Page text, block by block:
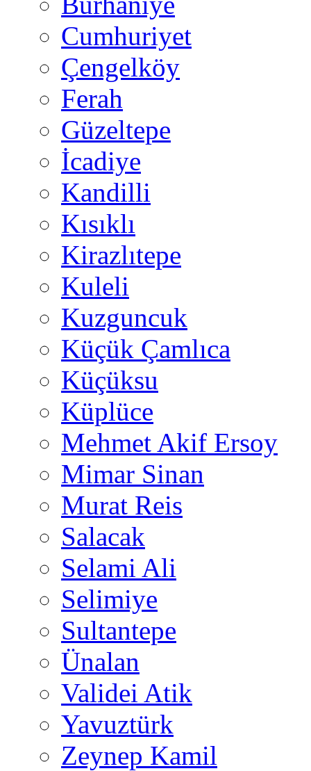
Cumhuriyet
Çengelköy
Ferah
Güzeltepe
İcadiye
Kandilli
Kısıklı
Kirazlıtepe
Kuleli
Kuzguncuk
Küçük Çamlıca
Küçüksu
Küplüce
Mehmet Akif Ersoy
Mimar Sinan
Murat Reis
Salacak
Selami Ali
Selimiye
Sultantepe
Ünalan
Validei Atik
Yavuztürk
Zeynep Kamil